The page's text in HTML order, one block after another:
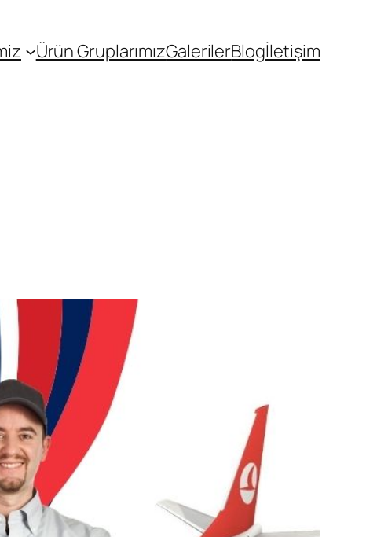
Ürün GruplarımızGalerilerBlogİletişim